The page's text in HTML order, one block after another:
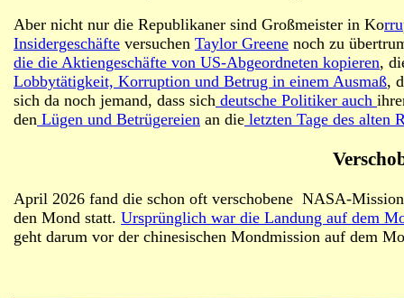
Aber nicht nur die Republikaner sind Großmeister in Ko
Insidergeschäfte versuchen Taylor Greene noch zu
die die Aktiengeschäfte von US-Abgeordneten kopieren,
Lobbytätigkeit, Korruption und Betrug in einem Ausmaß,
sich da noch jemand, dass sich deutsche Politiker auch
den Lügen und Betrügereien an die letzten Tage des alten
April 2026 fand die schon oft verschobene NASA-
den Mond statt. Ursprünglich war die Landung auf dem
geht darum vor der chinesischen Mondmission auf dem